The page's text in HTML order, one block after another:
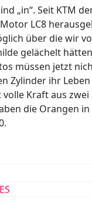
„in“. Seit KTM
LC8
über die wir
gelächelt
müssen jetzt
Zylinder ihr
Kraft aus
die Orangen